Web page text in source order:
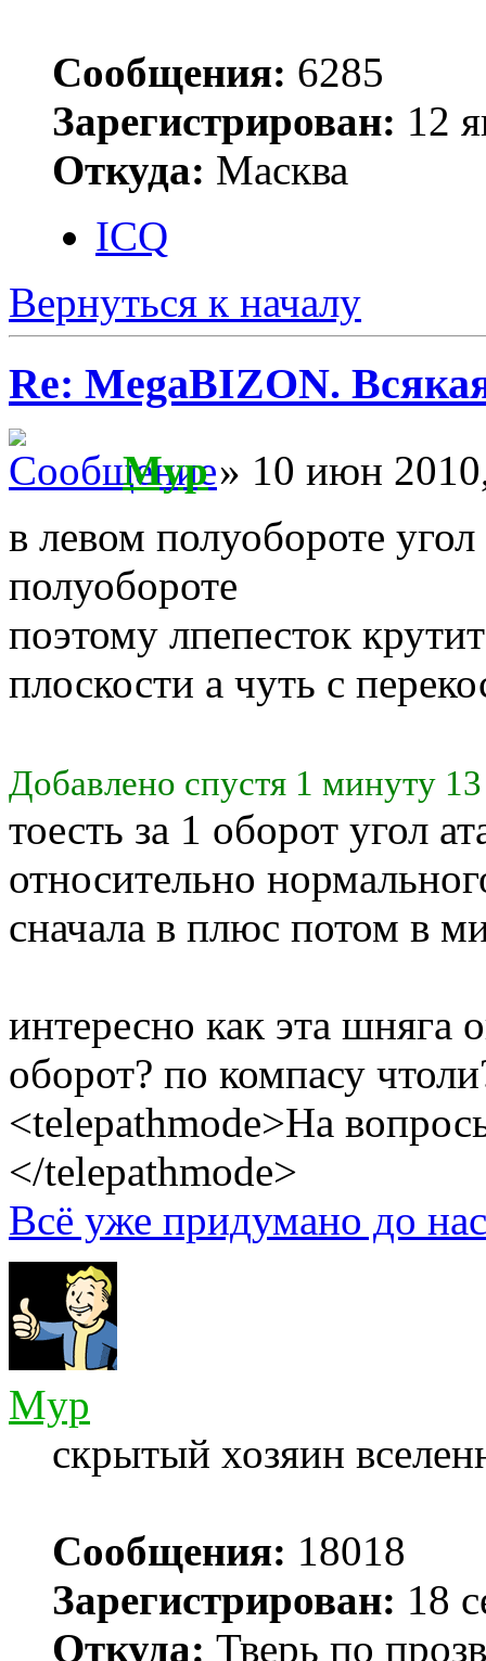
Сообщения: 6285
Зарегистрирован: 12
Откуда: Масква
ICQ
Вернуться к началу
Re: MegaBIZON.
Myp» 10 июн
в левом полуобороте
полуобороте
поэтому лпепесток
плоскости а чуть с
Добавлено спустя 1 минуту
тоесть за 1 оборот угол
относительно
сначала в плюс потом в
интересно как эта шняга
оборот? по компасу
<telepathmode>На
</telepathmode>
Всё уже придумано до
Myp
скрытый хозяин
Сообщения: 18018
Зарегистрирован: 18
Откуда: Тверь по